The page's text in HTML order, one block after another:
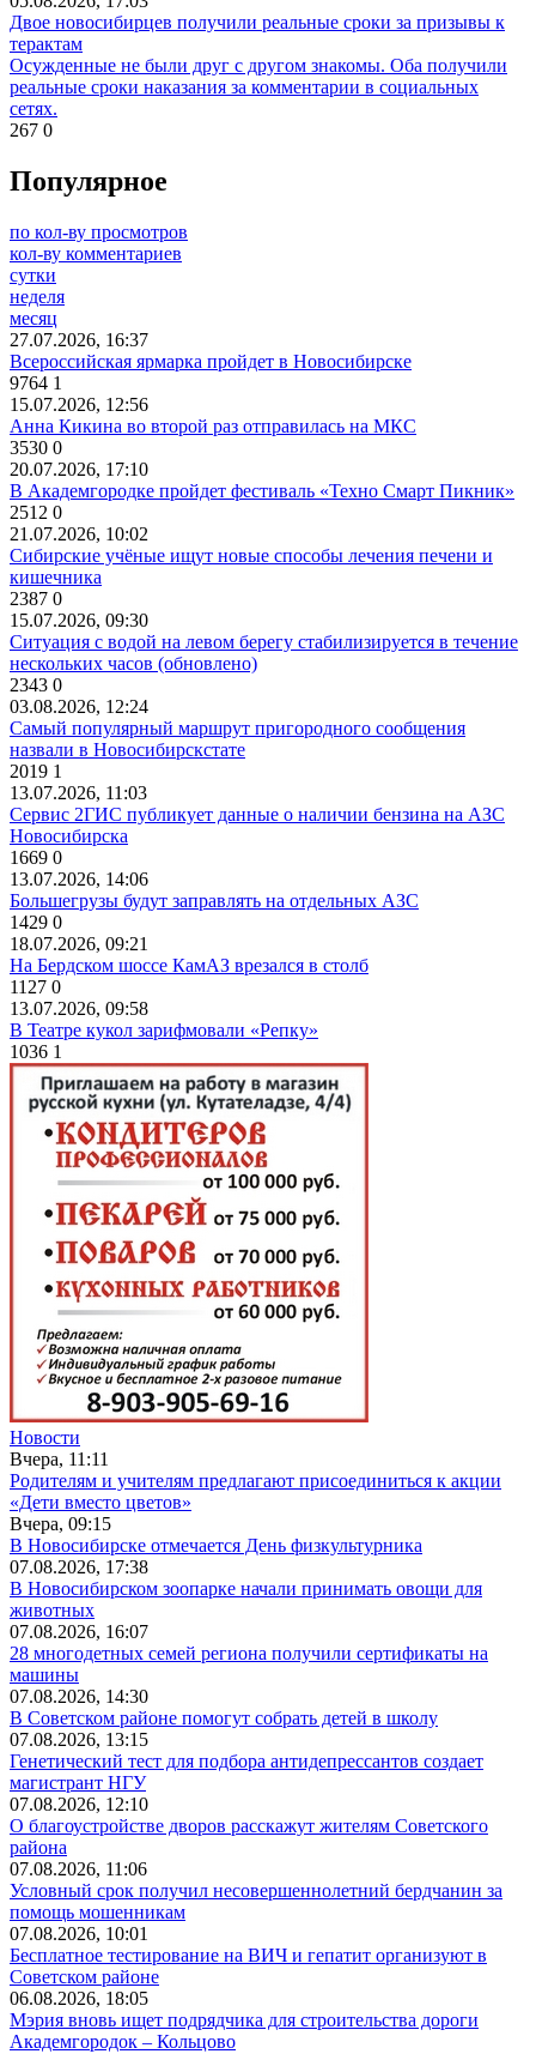
Двое новосибирцев получили реальные сроки за призывы к
терактам
Осужденные не были друг с другом знакомы. Оба получили
реальные сроки наказания за комментарии в социальных
сетях.
267 0
Популярное
по кол-ву просмотров
кол-ву комментариев
сутки
неделя
месяц
27.07.2026, 16:37
Всероссийская ярмарка пройдет в Новосибирске
9764 1
15.07.2026, 12:56
Анна Кикина во второй раз отправилась на МКС
3530 0
20.07.2026, 17:10
В Академгородке пройдет фестиваль «Техно Смарт Пикник»
2512 0
21.07.2026, 10:02
Сибирские учёные ищут новые способы лечения печени и
кишечника
2387 0
15.07.2026, 09:30
Ситуация с водой на левом берегу стабилизируется в течение
нескольких часов (обновлено)
2343 0
03.08.2026, 12:24
Самый популярный маршрут пригородного сообщения
назвали в Новосибирскстате
2019 1
13.07.2026, 11:03
Сервис 2ГИС публикует данные о наличии бензина на АЗС
Новосибирска
1669 0
13.07.2026, 14:06
Большегрузы будут заправлять на отдельных АЗС
1429 0
18.07.2026, 09:21
На Бердском шоссе КамАЗ врезался в столб
1127 0
13.07.2026, 09:58
В Театре кукол зарифмовали «Репку»
1036 1
Новости
Вчера, 11:11
Родителям и учителям предлагают присоединиться к акции
«Дети вместо цветов»
Вчера, 09:15
В Новосибирске отмечается День физкультурника
07.08.2026, 17:38
В Новосибирском зоопарке начали принимать овощи для
животных
07.08.2026, 16:07
28 многодетных семей региона получили сертификаты на
машины
07.08.2026, 14:30
В Советском районе помогут собрать детей в школу
07.08.2026, 13:15
Генетический тест для подбора антидепрессантов создает
магистрант НГУ
07.08.2026, 12:10
О благоустройстве дворов расскажут жителям Советского
района
07.08.2026, 11:06
Условный срок получил несовершеннолетний бердчанин за
помощь мошенникам
07.08.2026, 10:01
Бесплатное тестирование на ВИЧ и гепатит организуют в
Советском районе
06.08.2026, 18:05
Мэрия вновь ищет подрядчика для строительства дороги
Академгородок – Кольцово